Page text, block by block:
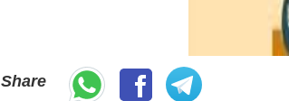
Share